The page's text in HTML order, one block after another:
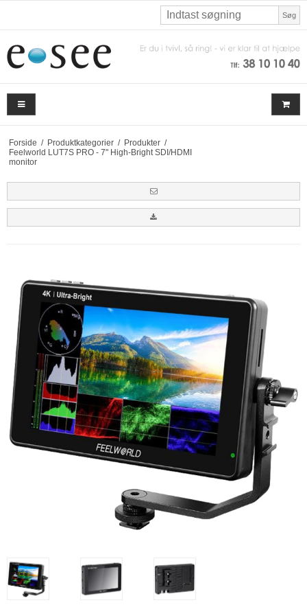
Søg
Forside / Produktkategorier / Produkter /
Feelworld LUT7S PRO - 7" High-Bright SDI/HDMI
monitor